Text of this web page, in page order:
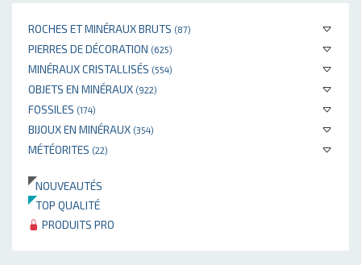
ROCHES ET MINÉRAUX BRUTS (87)
PIERRES DE DÉCORATION (625)
MINÉRAUX CRISTALLISÉS (554)
OBJETS EN MINÉRAUX (922)
FOSSILES (174)
BIJOUX EN MINÉRAUX (354)
MÉTÉORITES (22)
NOUVEAUTÉS
TOP QUALITÉ
PRODUITS PRO